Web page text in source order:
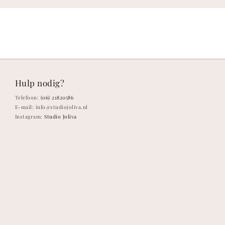
Hulp nodig?
Telefoon: (06) 21820586
E-mail: info@studiojoliva.nl
Instagram:Studio Joliva